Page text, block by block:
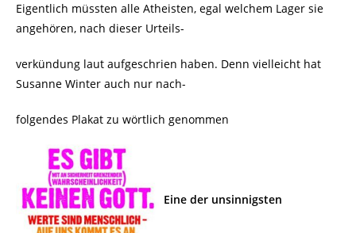
Eigentlich müssten alle Atheisten, egal welchem Lager sie
angehören, nach dieser Urteils-
verkündung laut aufgeschrien haben. Denn vielleicht hat
Susanne Winter auch nur nach-
folgendes Plakat zu wörtlich genommen
Eine der unsinnigsten